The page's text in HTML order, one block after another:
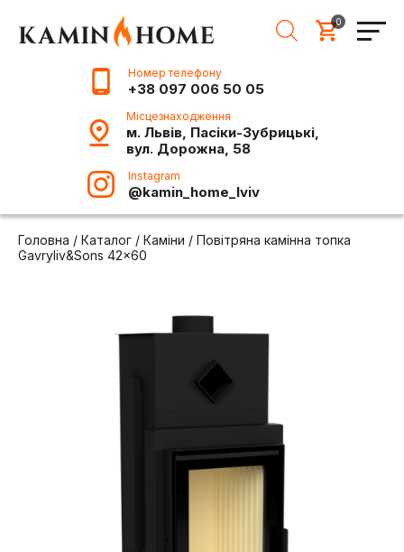
0
Номер телефону
+38 097 006 50 05
Місцезнаходження
м. Львів, Пасіки-Зубрицькі,
вул. Дорожна, 58
Instagram
@kamin_home_lviv
Головна / Каталог / Каміни / Повітряна камінна топка
Gavryliv&Sons 42×60